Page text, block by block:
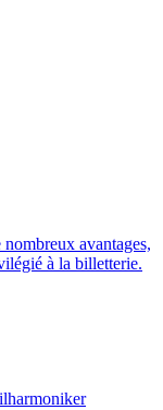
avantages,
à la billetterie.